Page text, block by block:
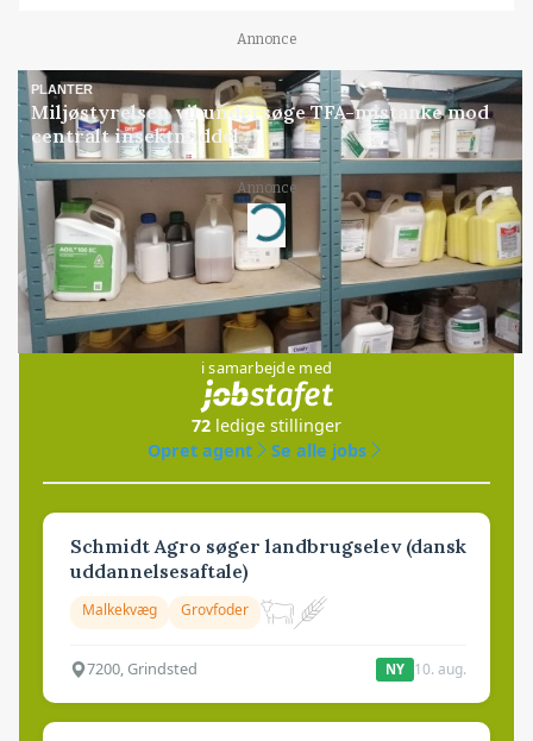
Annonce
PLANTER
Miljøstyrelsen vil undersøge TFA-mistanke mod
centralt insektmiddel
Annonce
Loading...
Jobs
i samarbejde med
72 ledige stillinger
Opret agent
Se alle jobs
Schmidt Agro søger landbrugselev (dansk
uddannelsesaftale)
Malkekvæg Grovfoder
7200, Grindsted NY 10. aug.